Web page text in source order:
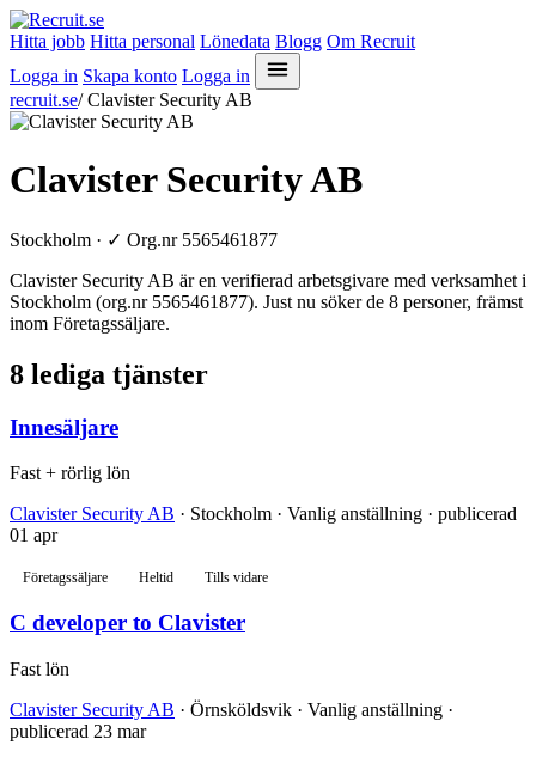
Hitta jobb Hitta personal Lönedata Blogg Om Recruit
Logga in Skapa konto Logga in
recruit.se/ Clavister Security AB
Clavister Security AB
Stockholm · ✓ Org.nr 5565461877
Clavister Security AB är en verifierad arbetsgivare med verksamhet i
Stockholm (org.nr 5565461877). Just nu söker de 8 personer, främst
inom Företagssäljare.
8 lediga tjänster
Innesäljare
Fast + rörlig lön
Clavister Security AB · Stockholm · Vanlig anställning · publicerad
01 apr
Företagssäljare Heltid Tills vidare
C developer to Clavister
Fast lön
Clavister Security AB · Örnsköldsvik · Vanlig anställning ·
publicerad 23 mar